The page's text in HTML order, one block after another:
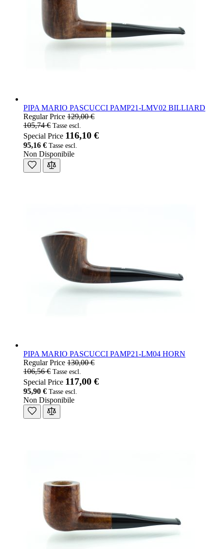
PIPA MARIO PASCUCCI PAMP21-LMV02 BILLIARD
Special Price 116,10 €
95,16 €
Regular Price 129,00 €
105,74 €
Non Disponibile
PIPA MARIO PASCUCCI PAMP21-LM04 HORN
Special Price 117,00 €
95,90 €
Regular Price 130,00 €
106,56 €
Non Disponibile